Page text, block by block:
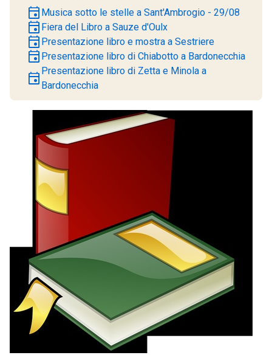
event Musica sotto le stelle a Sant'Ambrogio - 29/08
event Fiera del Libro a Sauze d'Oulx
event Presentazione libro e mostra a Sestriere
event Presentazione libro di Chiabotto a Bardonecchia
event Presentazione libro di Zetta e Minola a
Bardonecchia